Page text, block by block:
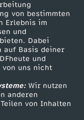
von bestimmten
Erlebnis im
und
Dabei
auf Basis deiner
und
von uns nicht
Wir nutzen
anderen
von Inhalten